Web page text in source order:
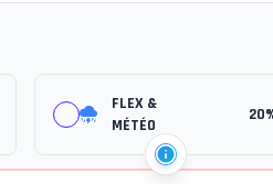
FLEX &
MÉTÉO